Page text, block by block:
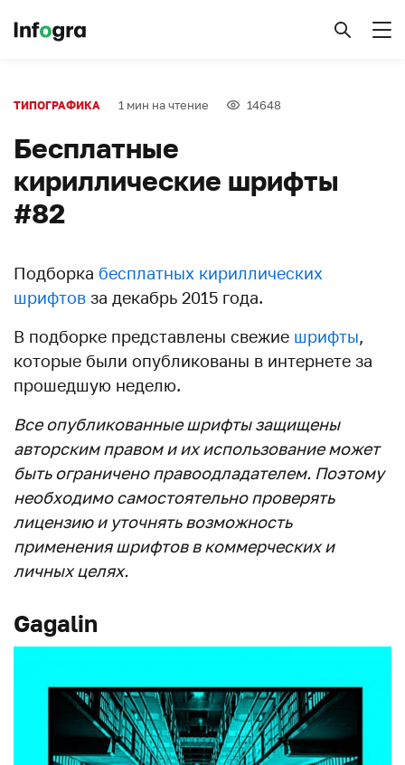
ТИПОГРАФИКА 1 мин на чтение 14648
Бесплатные
кириллические шрифты
#82
Подборка бесплатных кириллических
шрифтов за декабрь 2015 года.
В подборке представлены свежие шрифты,
которые были опубликованы в интернете за
прошедшую неделю.
Все опубликованные шрифты защищены
авторским правом и их использование может
быть ограничено правоодладателем. Поэтому
необходимо самостоятельно проверять
лицензию и уточнять возможность
применения шрифтов в коммерческих и
личных целях.
Gagalin